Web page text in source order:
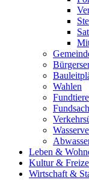
Wahlen
Fundtiere
Leben &
Kultur &
Wirtschaft &